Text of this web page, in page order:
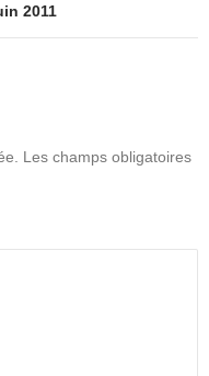
2011
Les champs obligatoires